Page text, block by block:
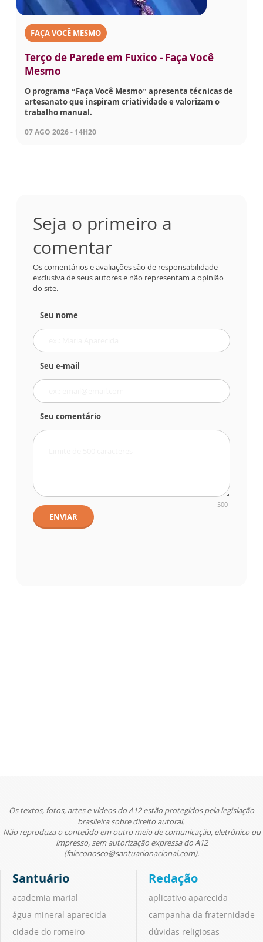
FAÇA VOCÊ MESMO
Terço de Parede em Fuxico - Faça Você
Mesmo
O programa “Faça Você Mesmo” apresenta técnicas de
artesanato que inspiram criatividade e valorizam o
trabalho manual.
07 AGO 2026 - 14H20
Seja o primeiro a
comentar
Os comentários e avaliações são de responsabilidade
exclusiva de seus autores e não representam a opinião
do site.
Seu nome
Seu e-mail
Seu comentário
500
ENVIAR
Os textos, fotos, artes e vídeos do A12 estão protegidos pela legislação
brasileira sobre direito autoral.
Não reproduza o conteúdo em outro meio de comunicação, eletrônico ou
impresso, sem autorização expressa do A12
(faleconosco@santuarionacional.com).
Santuário
academia marial
água mineral aparecida
cidade do romeiro
Redação
aplicativo aparecida
campanha da fraternidade
dúvidas religiosas